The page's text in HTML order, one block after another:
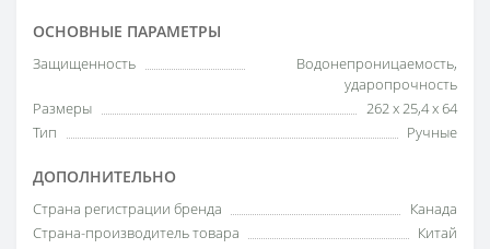
ОСНОВНЫЕ ПАРАМЕТРЫ
Защищенность
Водонепроницаемость,
ударопрочность
Размеры
262 x 25,4 x 64
Тип
Ручные
ДОПОЛНИТЕЛЬНО
Страна регистрации бренда
Канада
Страна-производитель товара
Китай